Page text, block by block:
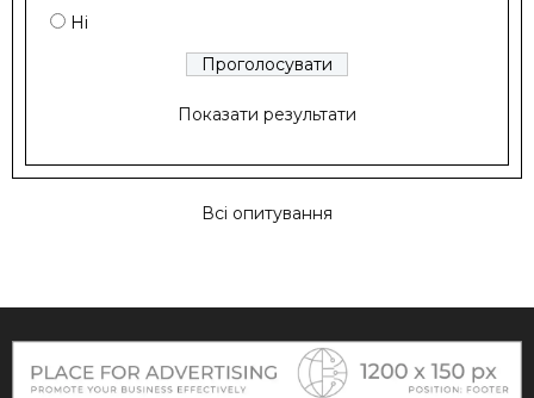
Ні
Показати результати
Всі опитування